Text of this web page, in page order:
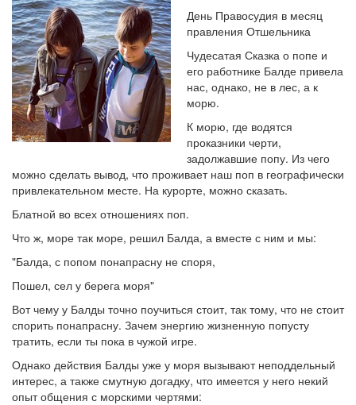
День Правосудия в месяц
правления Отшельника
Чудесатая Сказка о попе и
его работнике Балде привела
нас, однако, не в лес, а к
морю.
К морю, где водятся
проказники черти,
задолжавшие попу. Из чего
можно сделать вывод, что проживает наш поп в географически
привлекательном месте. На курорте, можно сказать.
Блатной во всех отношениях поп.
Что ж, море так море, решил Балда, а вместе с ним и мы:
"Балда, с попом понапрасну не споря,
Пошел, сел у берега моря"
Вот чему у Балды точно поучиться стоит, так тому, что не стоит
спорить понапрасну. Зачем энергию жизненную попусту
тратить, если ты пока в чужой игре.
Однако действия Балды уже у моря вызывают неподдельный
интерес, а также смутную догадку, что имеется у него некий
опыт общения с морскими чертями: